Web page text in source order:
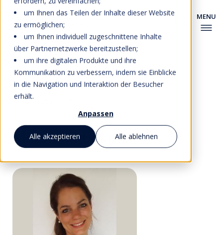
um Ihnen das Teilen der Inhalte dieser Website
zu ermöglichen;
um Ihnen individuell zugeschnittene Inhalte
über Partnernetzwerke bereitzustellen;
um ihre digitalen Produkte und ihre
Kommunikation zu verbessern, indem sie Einblicke
in die Navigation und Interaktion der Besucher
erhält.
Anpassen
Alle akzeptieren Alle ablehnen
Zurück zu Fakultät
Martina Luciani